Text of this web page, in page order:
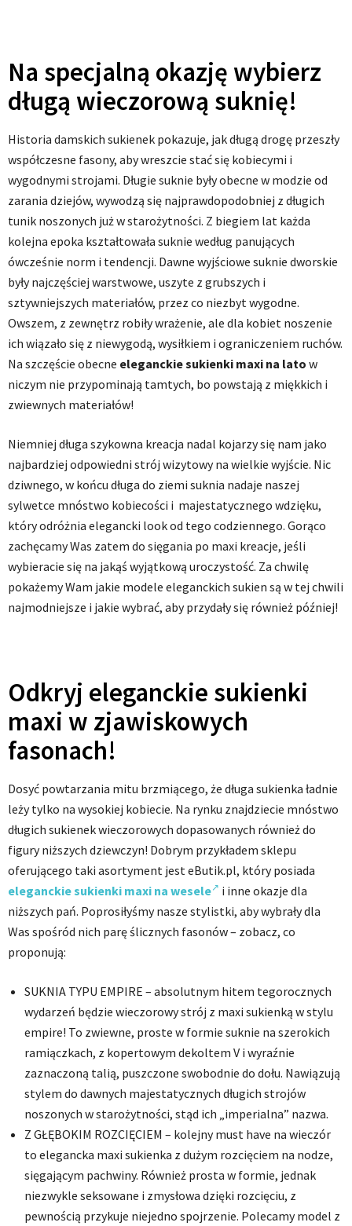
Na specjalną okazję wybierz
długą wieczorową suknię!
Historia damskich sukienek pokazuje, jak długą drogę przeszły
współczesne fasony, aby wreszcie stać się kobiecymi i
wygodnymi strojami. Długie suknie były obecne w modzie od
zarania dziejów, wywodzą się najprawdopodobniej z długich
tunik noszonych już w starożytności. Z biegiem lat każda
kolejna epoka kształtowała suknie według panujących
ówcześnie norm i tendencji. Dawne wyjściowe suknie dworskie
były najczęściej warstwowe, uszyte z grubszych i
sztywniejszych materiałów, przez co niezbyt wygodne.
Owszem, z zewnętrz robiły wrażenie, ale dla kobiet noszenie
ich wiązało się z niewygodą, wysiłkiem i ograniczeniem ruchów.
Na szczęście obecne eleganckie sukienki maxi na lato w
niczym nie przypominają tamtych, bo powstają z miękkich i
zwiewnych materiałów!
Niemniej długa szykowna kreacja nadal kojarzy się nam jako
najbardziej odpowiedni strój wizytowy na wielkie wyjście. Nic
dziwnego, w końcu długa do ziemi suknia nadaje naszej
sylwetce mnóstwo kobiecości i majestatycznego wdzięku,
który odróżnia elegancki look od tego codziennego. Gorąco
zachęcamy Was zatem do sięgania po maxi kreacje, jeśli
wybieracie się na jakąś wyjątkową uroczystość. Za chwilę
pokażemy Wam jakie modele eleganckich sukien są w tej chwili
najmodniejsze i jakie wybrać, aby przydały się również później!
Odkryj eleganckie sukienki
maxi w zjawiskowych
fasonach!
Dosyć powtarzania mitu brzmiącego, że długa sukienka ładnie
leży tylko na wysokiej kobiecie. Na rynku znajdziecie mnóstwo
długich sukienek wieczorowych dopasowanych również do
figury niższych dziewczyn! Dobrym przykładem sklepu
oferującego taki asortyment jest eButik.pl, który posiada
eleganckie sukienki maxi na wesele
i inne okazje dla
niższych pań. Poprosiłyśmy nasze stylistki, aby wybrały dla
Was spośród nich parę ślicznych fasonów – zobacz, co
proponują:
SUKNIA TYPU EMPIRE – absolutnym hitem tegorocznych
wydarzeń będzie wieczorowy strój z maxi sukienką w stylu
empire! To zwiewne, proste w formie suknie na szerokich
ramiączkach, z kopertowym dekoltem V i wyraźnie
zaznaczoną talią, puszczone swobodnie do dołu. Nawiązują
stylem do dawnych majestatycznych długich strojów
noszonych w starożytności, stąd ich „imperialna” nazwa.
Z GŁĘBOKIM ROZCIĘCIEM – kolejny must have na wieczór
to elegancka maxi sukienka z dużym rozcięciem na nodze,
sięgającym pachwiny. Również prosta w formie, jednak
niezwykle seksowane i zmysłowa dzięki rozcięciu, z
pewnością przykuje niejedno spojrzenie. Polecamy model z